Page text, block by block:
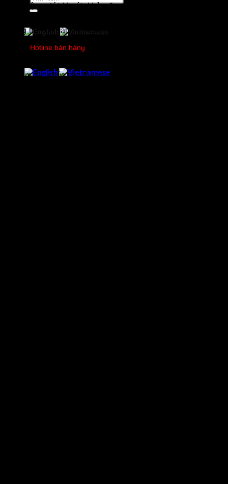
kiếm:
Hotline bán hàng
hành động dứt khoát, khả năng nhìn xa trông rộng nên rất
chàng trai, cô gái sinh tháng 7 có vẻ ngoài bản lĩnh độc lập,
Citicom xin chúc các thành viên tháng 7 đón tuổi mới nhiều